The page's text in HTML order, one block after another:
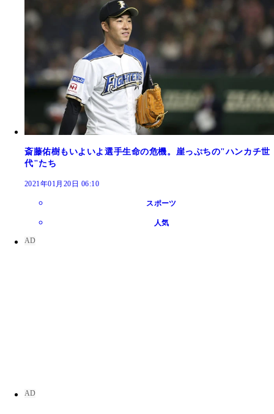
斎藤佑樹もいよいよ選手生命の危機。崖っぷちの"ハンカチ世
代"たち
2021年01月20日 06:10
スポーツ
人気